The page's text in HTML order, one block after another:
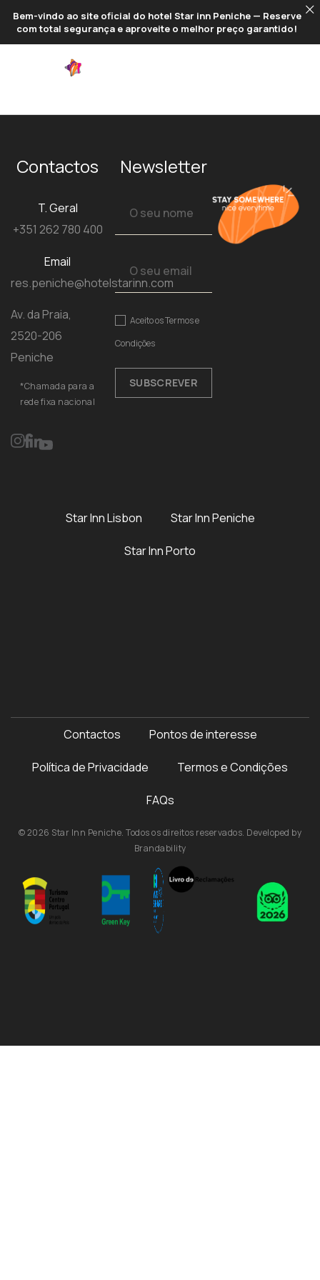
Bem-vindo ao site oficial do hotel Star inn Peniche — Reserve
com total segurança e aproveite o melhor preço garantido!
Contactos
T. Geral
+351 262 780 400
Email
res.peniche@hotelstarinn.com
Av. da Praia,
2520-206
Peniche
*Chamada para a
rede fixa nacional
Newsletter
Aceito osTermos e
Condições
SUBSCREVER
Star Inn Lisbon Star Inn Peniche
Star Inn Porto
Contactos Pontos de interesse
Política de Privacidade Termos e Condições
FAQs
© 2026 Star Inn Peniche. Todos os direitos reservados. Developed by
Brandability